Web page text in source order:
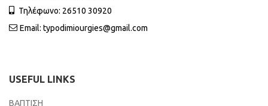
Τηλέφωνο: 26510 30920
Email: typodimiourgies@gmail.com
USEFUL LINKS
ΒΑΠΤΙΣΗ